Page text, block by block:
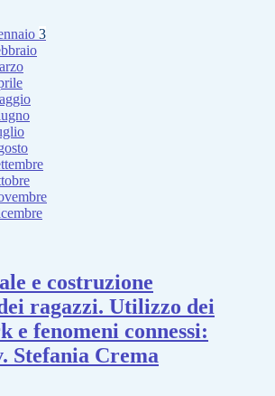
3
e costruzione
ragazzi. Utilizzo dei
e fenomeni connessi:
Stefania Crema